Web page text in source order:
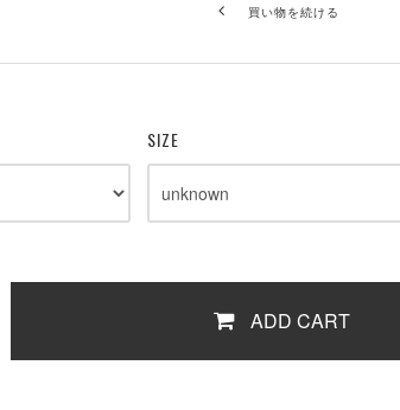
買い物を続ける
SIZE
ADD CART